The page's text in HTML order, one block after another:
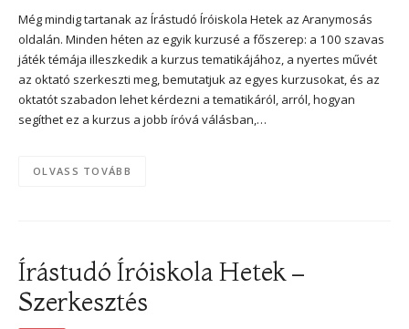
Még mindig tartanak az Írástudó Íróiskola Hetek az Aranymosás
oldalán. Minden héten az egyik kurzusé a főszerep: a 100 szavas
játék témája illeszkedik a kurzus tematikájához, a nyertes művét
az oktató szerkeszti meg, bemutatjuk az egyes kurzusokat, és az
oktatót szabadon lehet kérdezni a tematikáról, arról, hogyan
segíthet ez a kurzus a jobb íróvá válásban,…
OLVASS TOVÁBB
Írástudó Íróiskola Hetek –
Szerkesztés